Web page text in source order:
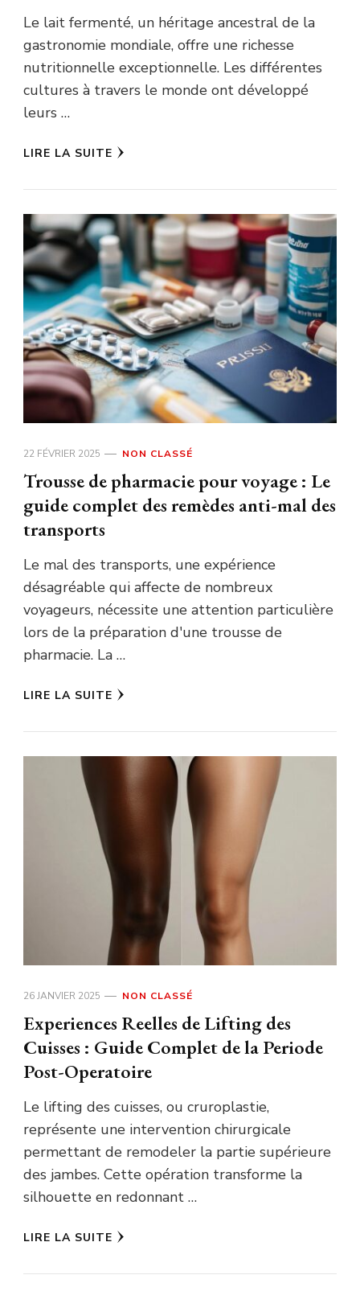
Le lait fermenté, un héritage ancestral de la
gastronomie mondiale, offre une richesse
nutritionnelle exceptionnelle. Les différentes
cultures à travers le monde ont développé
leurs …
LIRE LA SUITE
22 FÉVRIER 2025 NON CLASSÉ
Trousse de pharmacie pour voyage : Le
guide complet des remèdes anti-mal des
transports
Le mal des transports, une expérience
désagréable qui affecte de nombreux
voyageurs, nécessite une attention particulière
lors de la préparation d'une trousse de
pharmacie. La …
LIRE LA SUITE
26 JANVIER 2025 NON CLASSÉ
Experiences Reelles de Lifting des
Cuisses : Guide Complet de la Periode
Post-Operatoire
Le lifting des cuisses, ou cruroplastie,
représente une intervention chirurgicale
permettant de remodeler la partie supérieure
des jambes. Cette opération transforme la
silhouette en redonnant …
LIRE LA SUITE